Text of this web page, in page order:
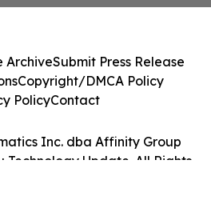
Inc. dba Affinity Group
Technology Update. All Rights
ArchiveSubmit Press Release
Copyright/DMCA Policy
PolicyContact